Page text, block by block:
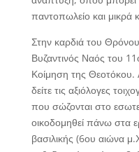
παντοπωλείο και μικρά
Στην καρδιά του
Βυζαντινός Ναός του
Κοίμηση της Θεοτόκου.
δείτε τις αξιόλογες
που σώζονται στο
οικοδομηθεί πάνω στα
βασιλικής (6ου αιώνα